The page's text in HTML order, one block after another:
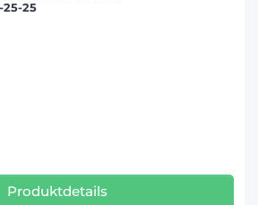
25
Produktdetails